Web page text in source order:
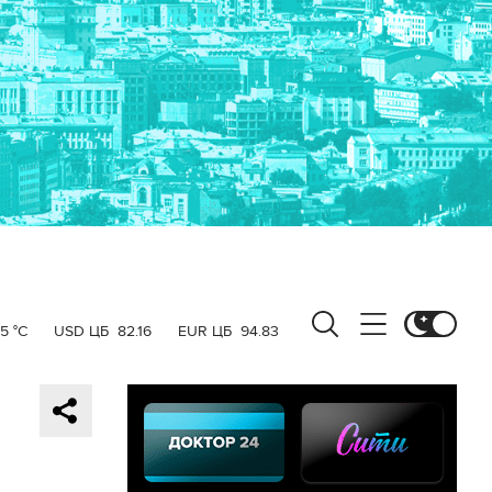
°C USD ЦБ 82.16 EUR ЦБ 94.83